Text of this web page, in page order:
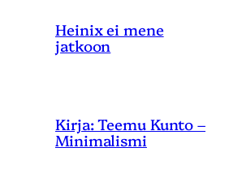
Heinix ei mene
jatkoon
Kirja: Teemu Kunto –
Minimalismi